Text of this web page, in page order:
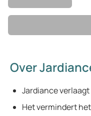
Over
Jardiance
Het vermindert